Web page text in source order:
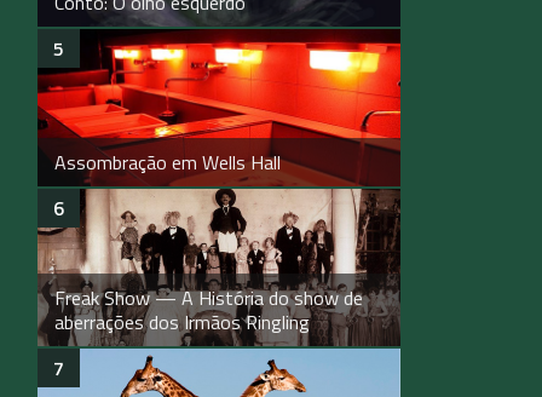
Assombração em Wells Hall
Freak Show — A História do show de
aberrações dos Irmãos Ringling